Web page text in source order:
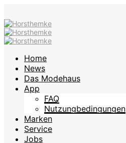
Home
News
Das Modehaus
App
FAQ
Nutzungbedingungen
Marken
Service
Jobs